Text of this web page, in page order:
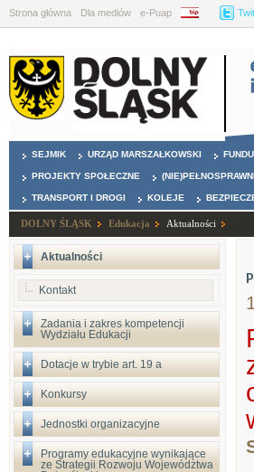
Strona główna Dla mediów e-Puap BIP
SEJMIK URZĄD MARSZAŁKOWSKI
PROJEKTY SPOŁECZNE (NIE)PEŁNOSPRAWNI
TRANSPORT I DROGI KOLEJE
DOLNY ŚLĄSK Edukacja Aktualności
Aktualności
Kontakt
Zadania i zakres kompetencji
Wydziału Edukacji
Dotacje w trybie art. 19 a
Konkursy
Jednostki organizacyjne
Programy edukacyjne wynikające
ze Strategii Rozwoju Województwa